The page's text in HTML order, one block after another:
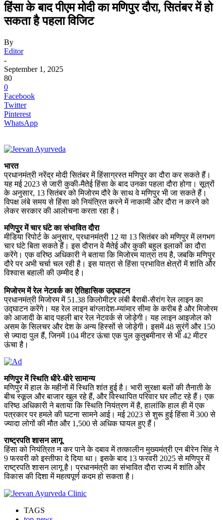
हिंसा के बाद पीएम मोदी का मणिपुर दौरा, सितंबर में हो
सकता है पहला विजिट
By
Editor
-
September 1, 2025
80
0
Facebook
Twitter
Pinterest
WhatsApp
भारत
प्रधानमंत्री नरेंद्र मोदी सितंबर में हिंसाग्रस्त मणिपुर का दौरा कर सकते हैं।
यह मई 2023 से जारी कुकी-मैतेई हिंसा के बाद उनका पहला दौरा होगा। सूत्रों
के अनुसार, 13 सितंबर को मिजोरम दौरे के साथ वे मणिपुर भी जा सकते हैं।
विपक्ष लंबे समय से हिंसा को नियंत्रित करने में नाकामी और दौरा न करने को
लेकर सरकार की आलोचना करता रहा है।
मणिपुर में चार घंटे का संभावित दौरा
मीडिया रिपोर्ट के अनुसार, प्रधानमंत्री 12 या 13 सितंबर को मणिपुर में लगभग
चार घंटे बिता सकते हैं। इस दौरान वे मैतेई और कुकी बहुल इलाकों का दौरा
करेंगे। एक वरिष्ठ अधिकारी ने बताया कि मिजोरम यात्रा तय है, जबकि मणिपुर
दौरे पर अभी चर्चा चल रही है। इस यात्रा से हिंसा प्रभावित क्षेत्रों में शांति और
विश्वास बहाली की उम्मीद है।
मिजोरम में रेल नेटवर्क का ऐतिहासिक उद्घाटन
प्रधानमंत्री मिजोरम में 51.38 किलोमीटर लंबी बैराबी-सैरांग रेल लाइन का
उद्घाटन करेंगे। यह रेल लाइन बांग्लादेश-म्यांमार सीमा के करीब है और मिजोरम
को आजादी के बाद पहली बार रेल नेटवर्क से जोड़ेगी। यह लाइन आइजोल को
असम के सिलचर और देश के अन्य हिस्सों से जोड़ेगी। इसमें 48 सुरंगें और 150
से ज्यादा पुल हैं, जिनमें 104 मीटर ऊंचा एक पुल कुतुबमीनार से भी 42 मीटर
ऊंचा है।
मणिपुर में स्थिति धीरे-धीरे सामान्य
मणिपुर में हाल के महीनों में स्थिति शांत हुई है। भारी सुरक्षा बलों की तैनाती के
बीच स्कूल और बाजार खुल रहे हैं, और विस्थापित परिवार घर लौट रहे हैं। एक
वरिष्ठ अधिकारी ने बताया कि स्थिति नियंत्रण में है, हालांकि हाल ही में एक
पत्रकार पर हमले की घटना सामने आई। मई 2023 से शुरू हुई हिंसा में 300 से
ज्यादा लोगों की मौत और 1,500 से अधिक घायल हुए हैं।
राष्ट्रपति शासन लागू
हिंसा को नियंत्रित न कर पाने के दबाव में तत्कालीन मुख्यमंत्री एन बीरेन सिंह ने
9 फरवरी को इस्तीफा दे दिया था। इसके बाद 13 फरवरी 2025 से मणिपुर में
राष्ट्रपति शासन लागू है। प्रधानमंत्री का संभावित दौरा राज्य में शांति और
विकास की दिशा में महत्वपूर्ण कदम हो सकता है।
TAGS